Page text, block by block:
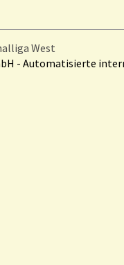
West
- Automatisierte